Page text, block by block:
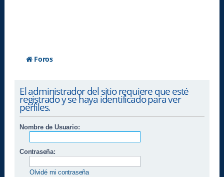
Foros
El administrador del sitio requiere que esté
registrado y se haya identificado para ver
perfiles.
Nombre de Usuario:
Contraseña:
Olvidé mi contraseña